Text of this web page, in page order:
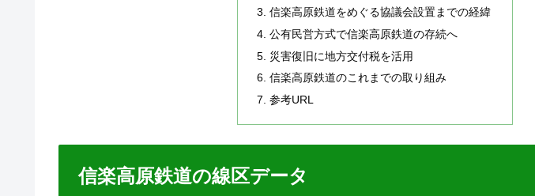
信楽高原鉄道をめぐる協議会設置までの経緯
公有民営方式で信楽高原鉄道の存続へ
災害復旧に地方交付税を活用
信楽高原鉄道のこれまでの取り組み
参考URL
信楽高原鉄道の線区データ